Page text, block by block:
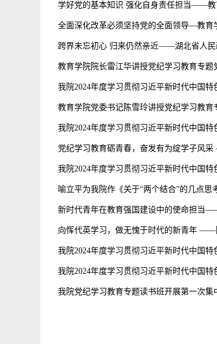
学好党的基本知识 强化自身责任担当——教
全面深化改革必须坚持党的全面领导—教育
跨界未忘初心 归来仍然亲近——湖北省人
教育学院院长雷江华讲授党纪学习教育专题
我院2024年度学习贯彻习近平新时代中国
教育学院党委书记陈雪玲讲授党纪学习教育
我院2024年度学习贯彻习近平新时代中国
党纪学习教育砺青春，奋发有为绽学子风
我院2024年度学习贯彻习近平新时代中国
喻立平为我院作《关于“两个结合”的几点
新时代青年在教育强国建设中的使命担当
向恽代英学习，做无愧于时代的新青年
我院2024年度学习贯彻习近平新时代中国
我院2024年度学习贯彻习近平新时代中国
我院党纪学习教育专题读书班开展第一次集